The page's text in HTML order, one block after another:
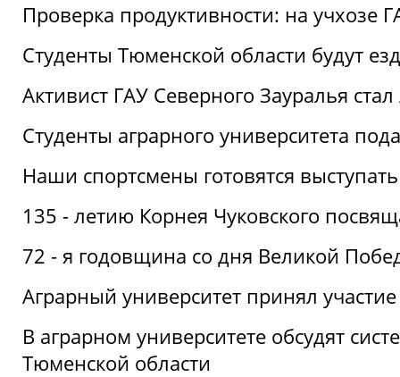
Проверка продуктивности: на учхозе
Студенты Тюменской области будут
Активист ГАУ Северного Зауралья
Студенты аграрного университета
Наши спортсмены готовятся
135 - летию Корнея Чуковского
72 - я годовщина со дня Великой
Аграрный университет принял
В аграрном университете обсудят
Тюменской области